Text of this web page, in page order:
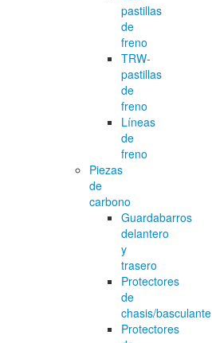
pastillas
de
freno
TRW-
pastillas
de
freno
Líneas
de
freno
Piezas
de
carbono
Guardabarros
delantero
y
trasero
Protectores
de
chasis/basculante
Protectores